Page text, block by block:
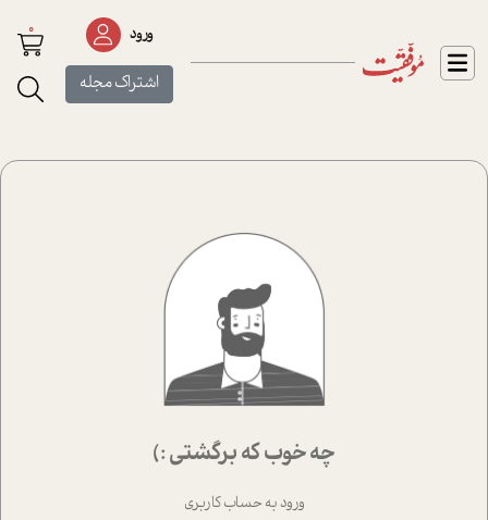
ورود
اشتراک مجله
0
چه خوب که برگشتی :)
ورود به حساب کاربری